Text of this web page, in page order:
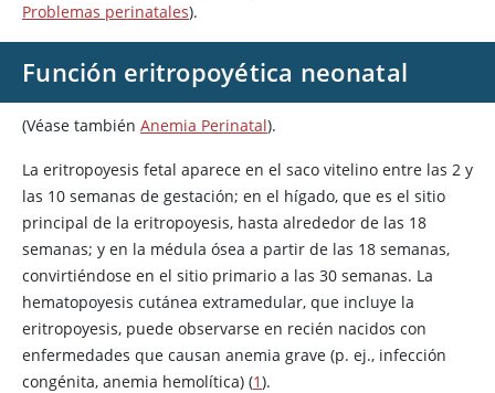
Problemas perinatales).
Función eritropoyética neonatal
(Véase también Anemia Perinatal).
La eritropoyesis fetal aparece en el saco vitelino entre las 2 y
las 10 semanas de gestación; en el hígado, que es el sitio
principal de la eritropoyesis, hasta alrededor de las 18
semanas; y en la médula ósea a partir de las 18 semanas,
convirtiéndose en el sitio primario a las 30 semanas. La
hematopoyesis cutánea extramedular, que incluye la
eritropoyesis, puede observarse en recién nacidos con
enfermedades que causan anemia grave (p. ej., infección
congénita, anemia hemolítica) (1).